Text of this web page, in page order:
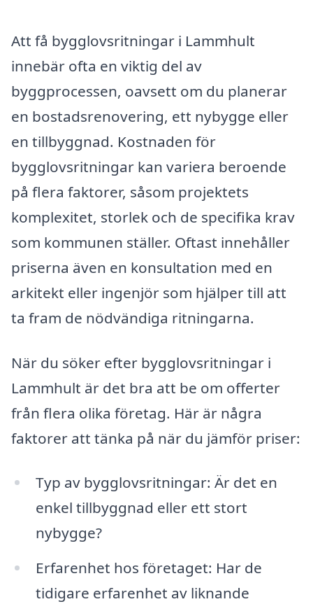
Att få bygglovsritningar i Lammhult
innebär ofta en viktig del av
byggprocessen, oavsett om du planerar
en bostadsrenovering, ett nybygge eller
en tillbyggnad. Kostnaden för
bygglovsritningar kan variera beroende
på flera faktorer, såsom projektets
komplexitet, storlek och de specifika krav
som kommunen ställer. Oftast innehåller
priserna även en konsultation med en
arkitekt eller ingenjör som hjälper till att
ta fram de nödvändiga ritningarna.
När du söker efter bygglovsritningar i
Lammhult är det bra att be om offerter
från flera olika företag. Här är några
faktorer att tänka på när du jämför priser:
Typ av bygglovsritningar: Är det en
enkel tillbyggnad eller ett stort
nybygge?
Erfarenhet hos företaget: Har de
tidigare erfarenhet av liknande